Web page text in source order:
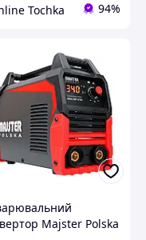
Tochka 94%
Majster Polska